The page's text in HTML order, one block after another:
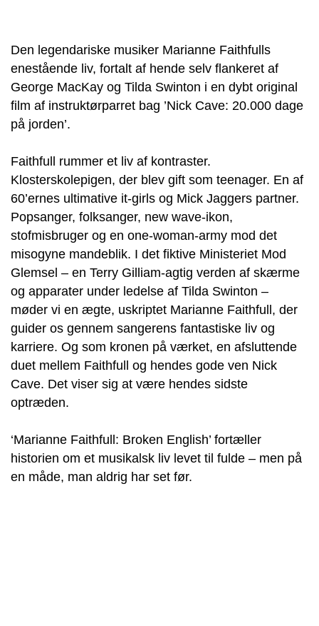
Den legendariske musiker Marianne Faithfulls
enestående liv, fortalt af hende selv flankeret af
George MacKay og Tilda Swinton i en dybt original
film af instruktørparret bag ’Nick Cave: 20.000 dage
på jorden’.
Faithfull rummer et liv af kontraster.
Klosterskolepigen, der blev gift som teenager. En af
60’ernes ultimative it-girls og Mick Jaggers partner.
Popsanger, folksanger, new wave-ikon,
stofmisbruger og en one-woman-army mod det
misogyne mandeblik. I det fiktive Ministeriet Mod
Glemsel – en Terry Gilliam-agtig verden af skærme
og apparater under ledelse af Tilda Swinton –
møder vi en ægte, uskriptet Marianne Faithfull, der
guider os gennem sangerens fantastiske liv og
karriere. Og som kronen på værket, en afsluttende
duet mellem Faithfull og hendes gode ven Nick
Cave. Det viser sig at være hendes sidste
optræden.
‘Marianne Faithfull: Broken English’ fortæller
historien om et musikalsk liv levet til fulde – men på
en måde, man aldrig har set før.